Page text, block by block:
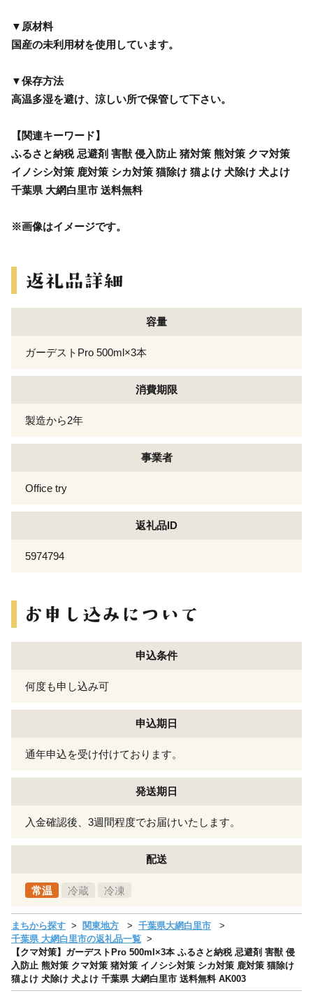
▼原材料
国産の未利用材を使用しています。
▼保存方法
高温多湿を避け、涼しい所で保管して下さい。
【関連キーワード】
ふるさと納税 忌避剤 害獣 侵入防止 猪対策 熊対策 クマ対策
イノシシ対策 鹿対策 シカ対策 猫除け 猫よけ 犬除け 犬よけ
千葉県 大網白里市 送料無料
※画像はイメージです。
容量
ガーデストPro 500ml×3本
消費期限
製造から2年
事業者
Office try
返礼品ID
5974794
申込条件
何度も申し込み可
申込期日
通年申込を受け付けております。
発送期日
入金確認後、3週間程度でお届けいたします。
配送
常温 冷蔵 冷凍
まちから探す 関東地方
千葉県大網白里市
千葉県 大網白里市の返礼品一覧
【クマ対策】ガーデストPro 500ml×3本 ふるさと納税 忌避剤 害獣 侵
入防止 熊対策 クマ対策 猪対策 イノシシ対策 シカ対策 鹿対策 猫除け
猫よけ 犬除け 犬よけ 千葉県 大網白里市 送料無料 AK003